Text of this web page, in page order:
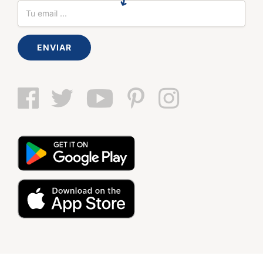
ENVIAR